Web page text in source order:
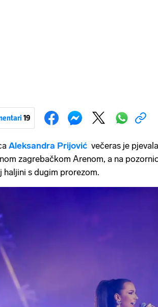
19
Aleksandra Prijović večeras je
zagrebačkom Arenom, a na
haljini s dugim prorezom.